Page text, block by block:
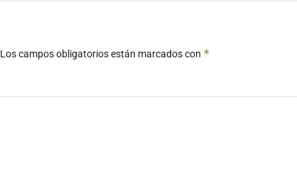
Los campos obligatorios están marcados con *